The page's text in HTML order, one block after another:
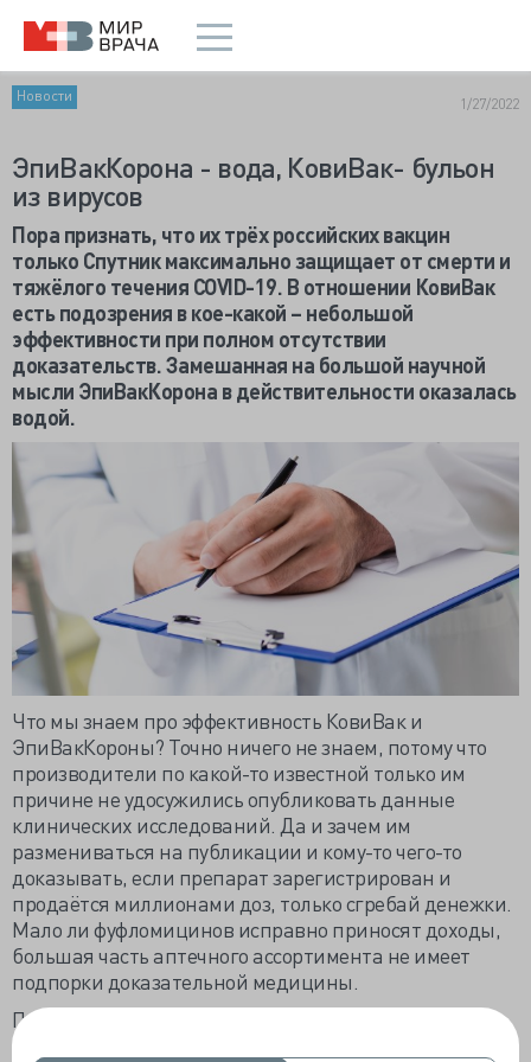
Новости 1/27/2022
ЭпиВакКорона - вода, КовиВак- бульон
из вирусов
Пора признать, что их трёх российских вакцин
только Спутник максимально защищает от смерти и
тяжёлого течения COVID-19. В отношении КовиВак
есть подозрения в кое-какой – небольшой
эффективности при полном отсутствии
доказательств. Замешанная на большой научной
мысли ЭпиВакКорона в действительности оказалась
водой.
Что мы знаем про эффективность КовиВак и
ЭпиВакКороны? Точно ничего не знаем, потому что
производители по какой-то известной только им
причине не удосужились опубликовать данные
клинических исследований. Да и зачем им
размениваться на публикации и кому-то чего-то
доказывать, если препарат зарегистрирован и
продаётся миллионами доз, только сгребай денежки.
Мало ли фуфломицинов исправно приносят доходы,
большая часть аптечного ассортимента не имеет
подпорки доказательной медицины.
Производители вакцин не считают нужным
доказывать эффективность – они её просто